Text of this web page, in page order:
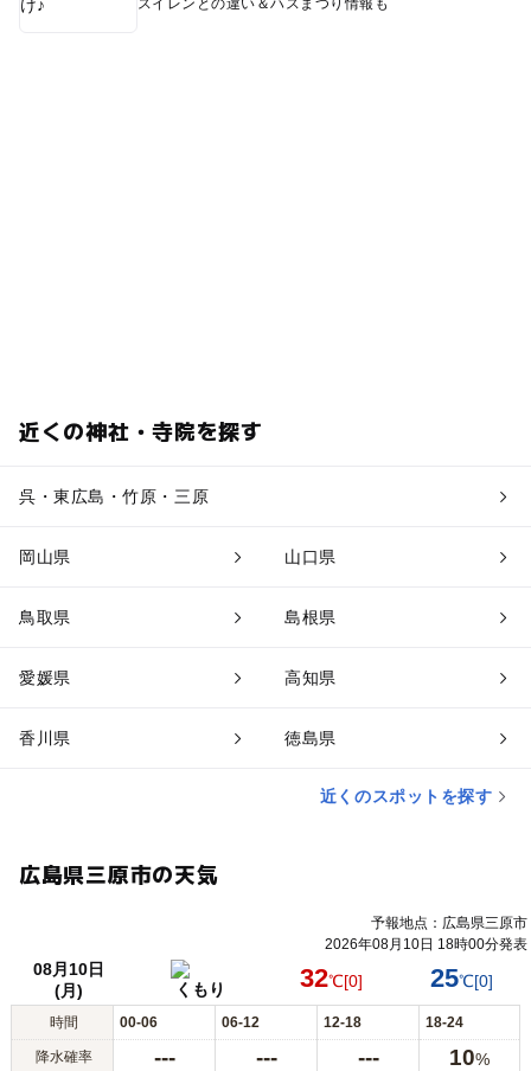
スイレンとの違い＆ハスまつり情報も
近くの神社・寺院を探す
呉・東広島・竹原・三原
岡山県 山口県
鳥取県 島根県
愛媛県 高知県
香川県 徳島県
近くのスポットを探す
広島県三原市の天気
予報地点：広島県三原市
2026年08月10日 18時00分発表
08月10日
(月)
くもり 32℃[0] 25℃[0]
時間 00-06 06-12 12-18 18-24
降水確率 --- --- --- 10%